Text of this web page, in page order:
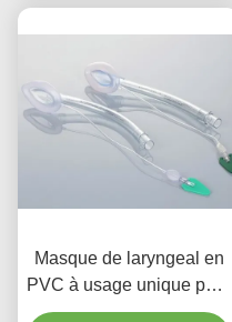
Masque de laryngeal en
PVC à usage unique pour
les voies respiratoires